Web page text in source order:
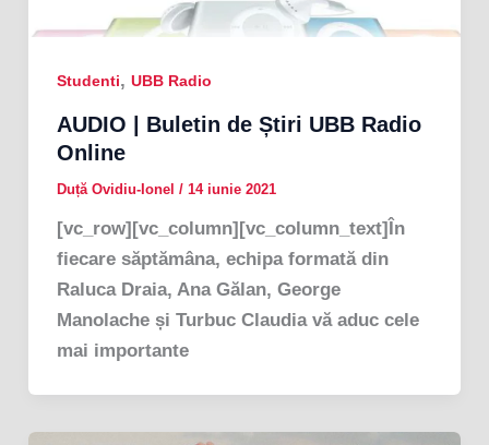
Studenti, UBB Radio
AUDIO | Buletin de Știri UBB Radio
Online
Duță Ovidiu-Ionel / 14 iunie 2021
[vc_row][vc_column][vc_column_text]În
fiecare săptămâna, echipa formată din
Raluca Draia, Ana Gălan, George
Manolache și Turbuc Claudia vă aduc cele
mai importante